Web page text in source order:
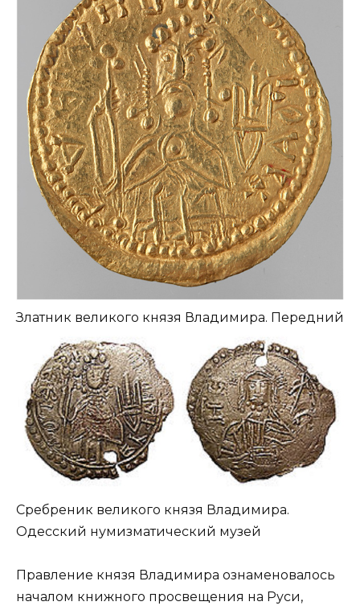
Златник великого князя Владимира. Передний
Сребреник великого князя Владимира.
Одесский нумизматический музей
Правление князя Владимира ознаменовалось
началом книжного просвещения на Руси,